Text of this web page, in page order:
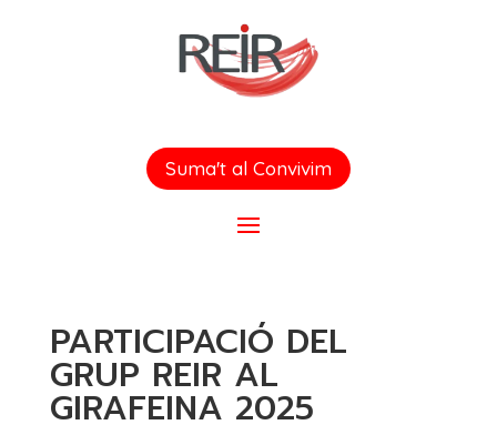
Suma't al Convivim
PARTICIPACIÓ DEL
GRUP REIR AL
GIRAFEINA 2025